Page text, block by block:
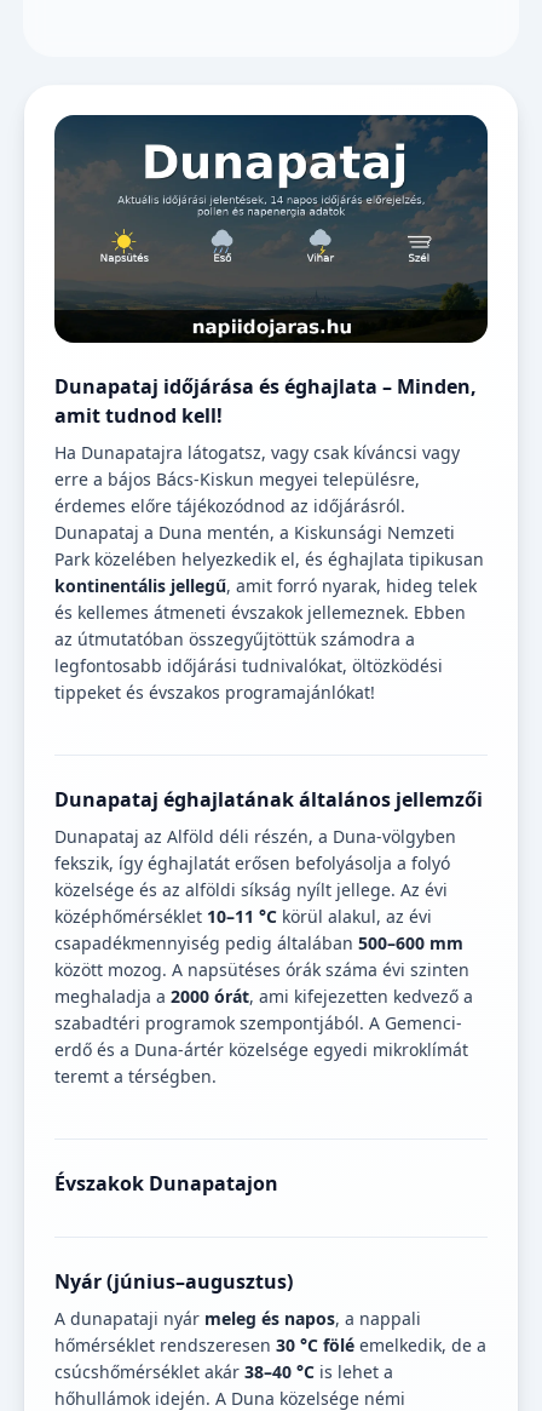
Dunapataj időjárása és éghajlata – Minden,
amit tudnod kell!
Ha Dunapatajra látogatsz, vagy csak kíváncsi vagy
erre a bájos Bács-Kiskun megyei településre,
érdemes előre tájékozódnod az időjárásról.
Dunapataj a Duna mentén, a Kiskunsági Nemzeti
Park közelében helyezkedik el, és éghajlata tipikusan
kontinentális jellegű, amit forró nyarak, hideg telek
és kellemes átmeneti évszakok jellemeznek. Ebben
az útmutatóban összegyűjtöttük számodra a
legfontosabb időjárási tudnivalókat, öltözködési
tippeket és évszakos programajánlókat!
Dunapataj éghajlatának általános jellemzői
Dunapataj az Alföld déli részén, a Duna-völgyben
fekszik, így éghajlatát erősen befolyásolja a folyó
közelsége és az alföldi síkság nyílt jellege. Az évi
középhőmérséklet 10–11 °C körül alakul, az évi
csapadékmennyiség pedig általában 500–600 mm
között mozog. A napsütéses órák száma évi szinten
meghaladja a 2000 órát, ami kifejezetten kedvező a
szabadtéri programok szempontjából. A Gemenci-
erdő és a Duna-ártér közelsége egyedi mikroklímát
teremt a térségben.
Évszakok Dunapatajon
Nyár (június–augusztus)
A dunapataji nyár meleg és napos, a nappali
hőmérséklet rendszeresen 30 °C fölé emelkedik, de a
csúcshőmérséklet akár 38–40 °C is lehet a
hőhullámok idején. A Duna közelsége némi